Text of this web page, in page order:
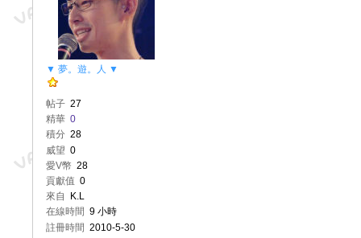
▼ 夢。遊。人 ▼
帖子 27
精華 0
積分 28
威望 0
愛V幣 28
貢獻值 0
來自
K.L
在線時間 9 小時
註冊時間 2010-5-30